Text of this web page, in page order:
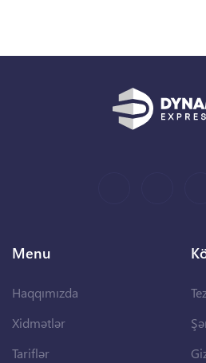
Menu
Haqqımızda
Xidmətlər
Tariflər